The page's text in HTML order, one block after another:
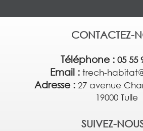
CONTACTEZ-
Téléphone : 05 55
Email : trech-
Adresse : 27 avenue
19000 Tulle
SUIVEZ-